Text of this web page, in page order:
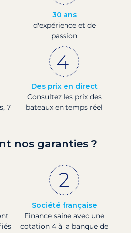
30 ans
d'expérience et de
passion
7
Des prix en direct
Consultez les prix des
bateaux en temps réel
nos garanties ?
Société française
Finance saine avec une
cotation 4 à la banque de